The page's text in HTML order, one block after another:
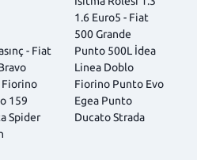
- Fiat
Fiorino
159
Spider
1.6 Euro5 - Fiat
500 Grande
Punto 500L İdea
Linea Doblo
Fiorino Punto Evo
Egea Punto
Ducato Strada